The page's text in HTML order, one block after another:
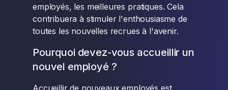
employés, les meilleures pratiques. Cela
contribuera à stimuler l'enthousiasme de
toutes les nouvelles recrues à l'avenir.
Pourquoi devez-vous accueillir un
nouvel employé ?
Accueillir de nouveaux employés est